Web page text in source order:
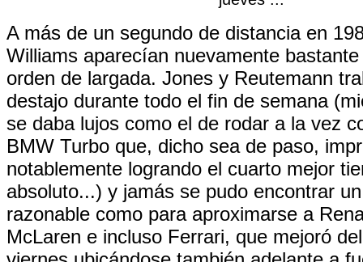
A más de un segundo de distancia en
Williams aparecían nuevamente
orden de largada. Jones y Reutemann
destajo durante todo el fin de semana
se daba lujos como el de rodar a la vez
BMW Turbo que, dicho sea de paso,
notablemente logrando el cuarto mejor
absoluto...) y jamás se pudo encontrar
razonable como para aproximarse a
McLaren e incluso Ferrari, que mejoró